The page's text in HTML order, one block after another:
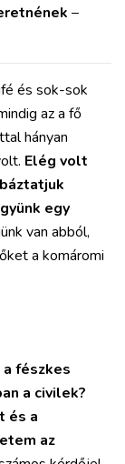
–
és sok-sok
az a fő
hányan
Elég volt
egy
van abból,
a komáromi
a fészkes
a civilek?
és a
az